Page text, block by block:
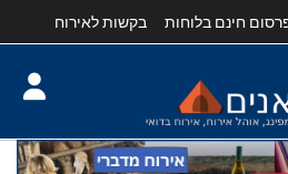
חינם בלוחות בקשות לאירוח